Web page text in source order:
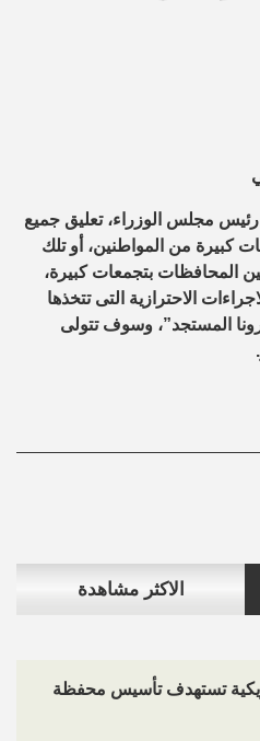
الاكثر مشاهدة
تستهدف تأسيس محفظة
مجلس الوزراء، تعليق جميع
كبيرة من المواطنين، أو تلك
المحافظات بتجمعات كبيرة،
الاحترازية التى تتخذها
المستجد”، وسوف تتولى